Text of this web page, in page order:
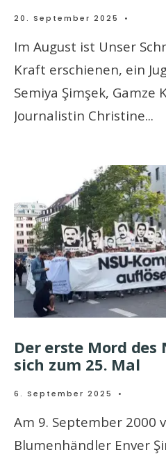
20. September 2025 •
Im August ist Unser
Kraft erschienen, ein
Semiya Şimşek, Gamze
Journalistin Christine...
Der erste Mord des
sich zum 25. Mal
6. September 2025 •
Am 9. September 2000
Blumenhändler Enver